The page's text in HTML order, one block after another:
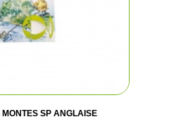
SP ANGLAISE